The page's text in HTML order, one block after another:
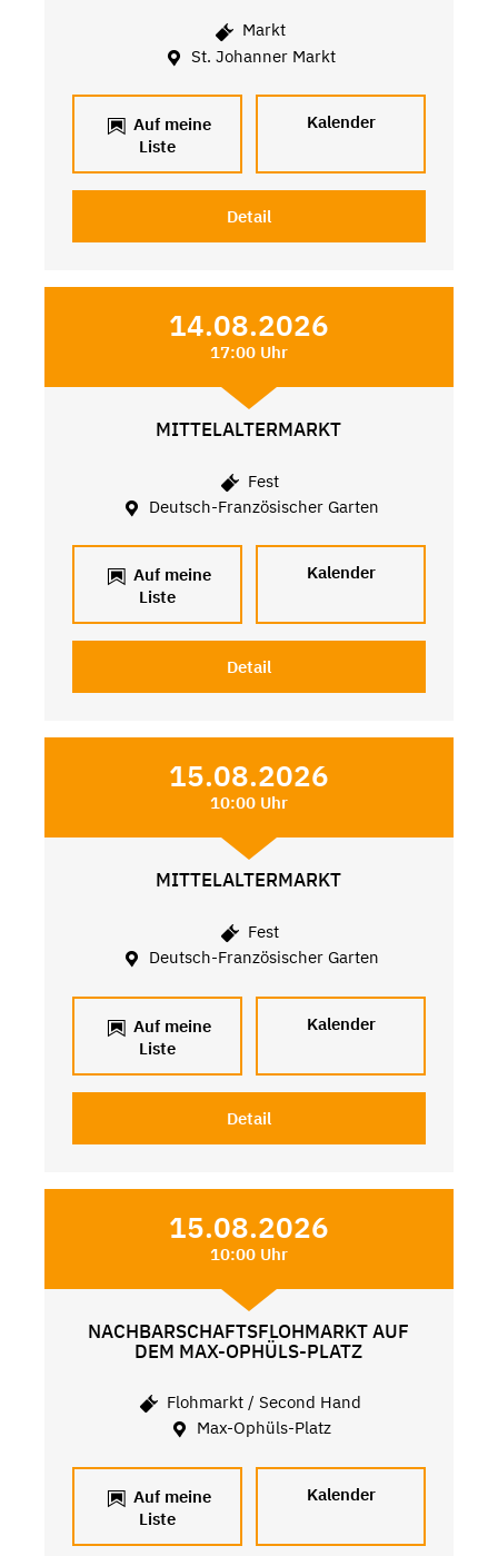
Markt
St. Johanner Markt
Auf meine
Liste
Kalender
Detail
14.08.2026
17:00 Uhr
MITTELALTERMARKT
Fest
Deutsch-Französischer Garten
Auf meine
Liste
Kalender
Detail
15.08.2026
10:00 Uhr
MITTELALTERMARKT
Fest
Deutsch-Französischer Garten
Auf meine
Liste
Kalender
Detail
15.08.2026
10:00 Uhr
NACHBARSCHAFTSFLOHMARKT AUF
DEM MAX-OPHÜLS-PLATZ
Flohmarkt / Second Hand
Max-Ophüls-Platz
Auf meine
Liste
Kalender